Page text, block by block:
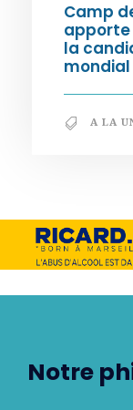
Camp
apporte
la
mondial
A LA
Notre